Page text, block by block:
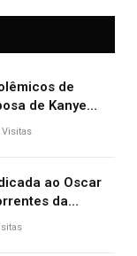
de
de Kanye
no Grammy
Visitas
ao Oscar
da